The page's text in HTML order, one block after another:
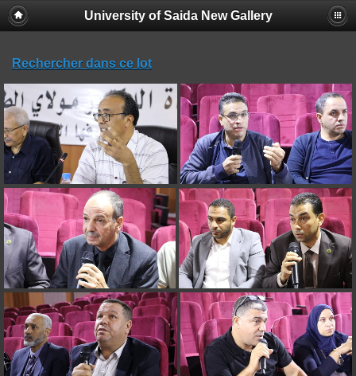
University of Saida New Gallery
Rechercher dans ce lot